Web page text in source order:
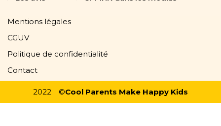
Mentions légales
CGUV
Politique de confidentialité
Contact
2022 ©Cool Parents Make Happy Kids